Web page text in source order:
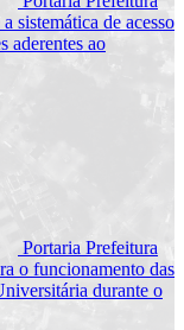
sistemática de acesso
aderentes ao
Portaria Prefeitura
o funcionamento das
durante o